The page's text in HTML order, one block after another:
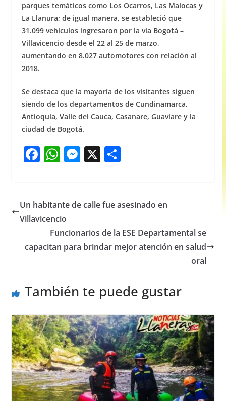
parques temáticos como Los Ocarros, Las Malocas y
La Llanura; de igual manera, se estableció que
31.099 vehículos ingresaron por la vía Bogotá –
Villavicencio desde el 22 al 25 de marzo,
aumentando en 8.027 automotores con relación al
2018.
Se destaca que la mayoría de los visitantes siguen
siendo de los departamentos de Cundinamarca,
Antioquia, Valle del Cauca, Casanare, Guaviare y la
ciudad de Bogotá.
F
e
b
o
W
s
A
p
p
M
e
g
er
X S
e
Un habitante de calle fue asesinado en
Villavicencio
Funcionarios de la ESE Departamental se
capacitan para brindar mejor atención en salud
oral
También te puede gustar